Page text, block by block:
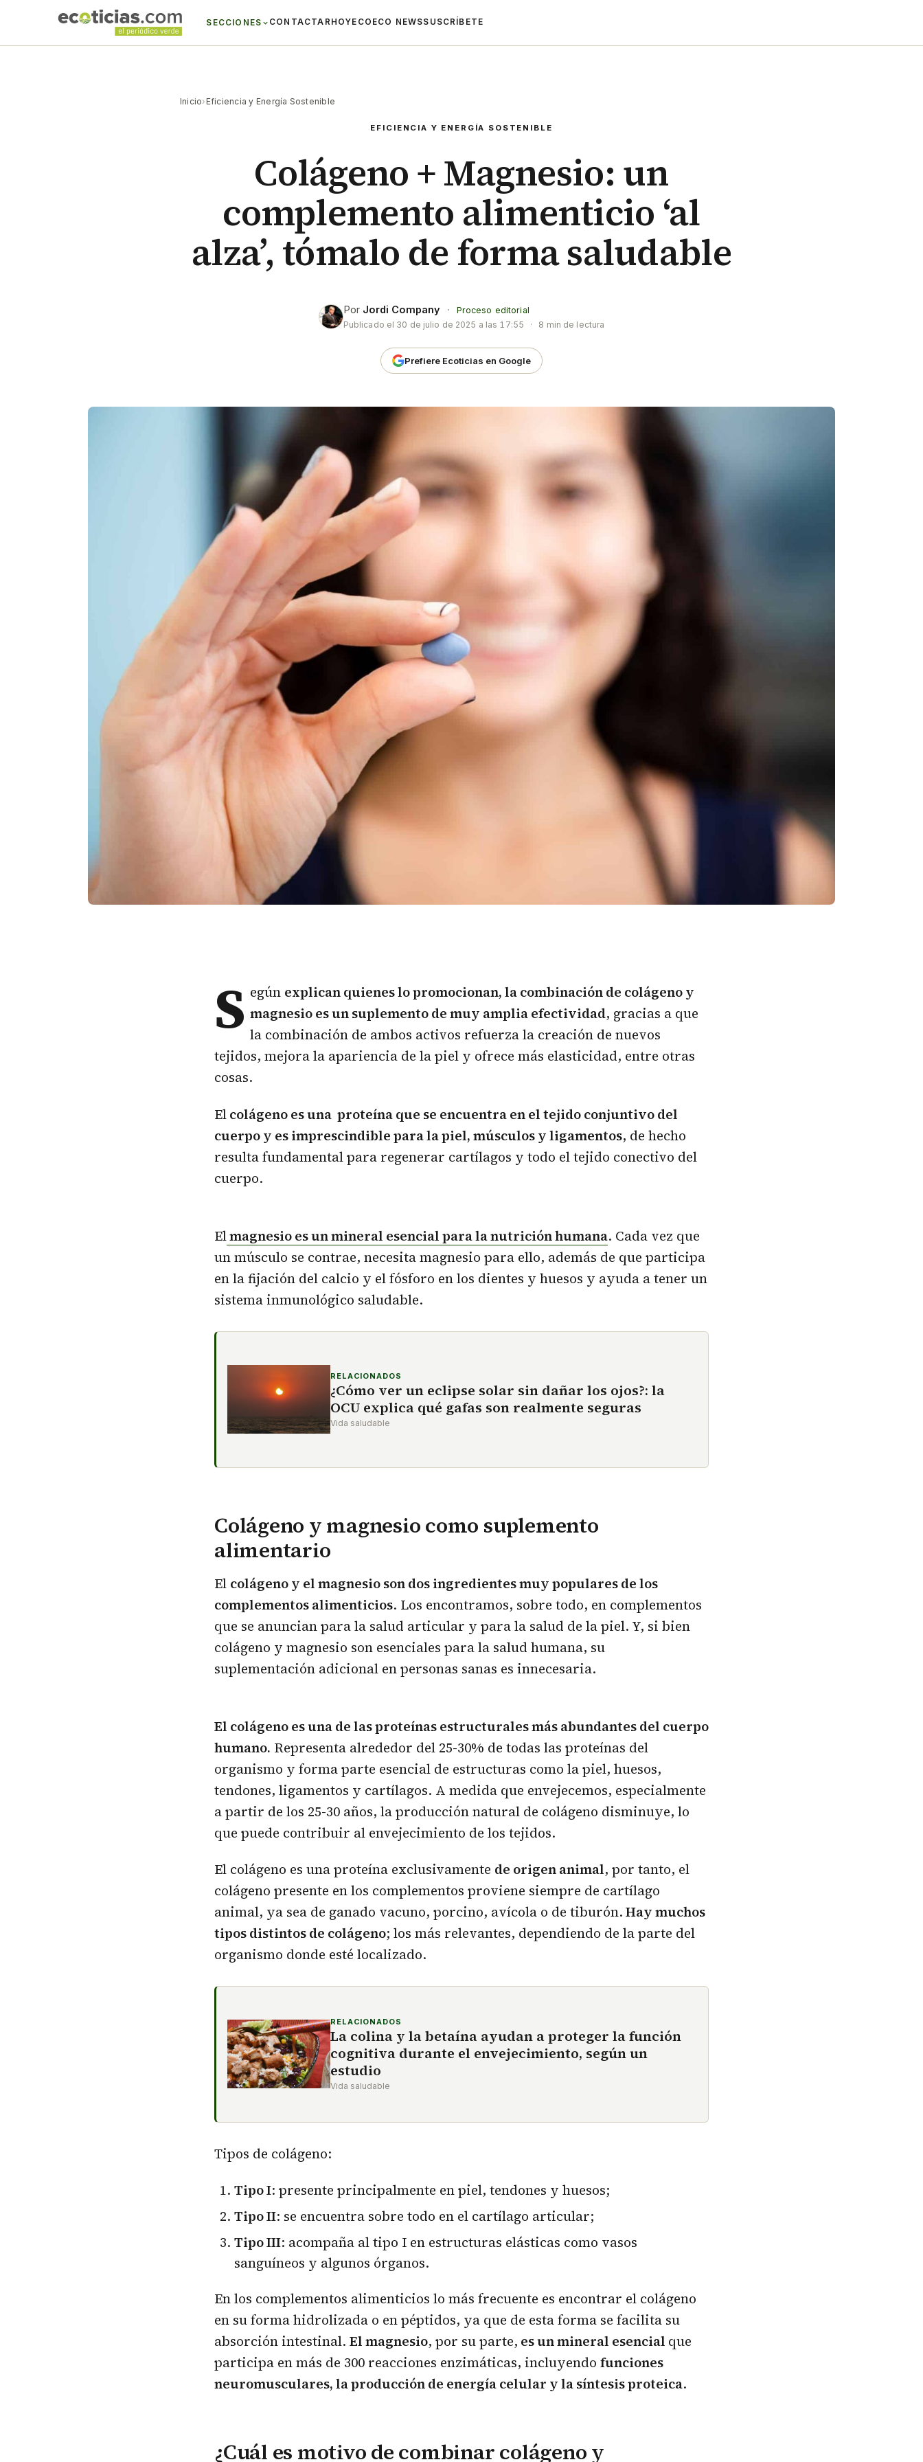
SECCIONES CONTACTAR HOYECO ECO NEWSSUSCRÍBETE
Inicio› Eficiencia y Energía Sostenible
EFICIENCIA Y ENERGÍA SOSTENIBLE
Colágeno + Magnesio: un
complemento alimenticio ‘al
alza’, tómalo de forma saludable
Por Jordi Company ·
Proceso editorial
Publicado el 30 de julio de 2025 a las 17:55 · 8 min de lectura
Prefiere Ecoticias en Google
S egún explican quienes lo promocionan, la combinación de colágeno y
magnesio es un suplemento de muy amplia efectividad, gracias a que
la combinación de ambos activos refuerza la creación de nuevos
tejidos, mejora la apariencia de la piel y ofrece más elasticidad, entre otras
cosas.
Elcolágeno es una proteína que se encuentra en el tejido conjuntivo del
cuerpo y es imprescindible para la piel, músculos y ligamentos, de hecho
resulta fundamental para regenerar cartílagos y todo el tejido conectivo del
cuerpo.
Elmagnesio es un mineral esencial para la nutrición humana. Cada vez que
un músculo se contrae, necesita magnesio para ello, además de que participa
en la fijación del calcio y el fósforo en los dientes y huesos y ayuda a tener un
sistema inmunológico saludable.
RELACIONADOS
¿Cómo ver un eclipse solar sin dañar los ojos?: la
OCU explica qué gafas son realmente seguras
Vida saludable
Colágeno y magnesio como suplemento
alimentario
El colágeno y el magnesio son dos ingredientes muy populares de los
complementos alimenticios. Los encontramos, sobre todo, en complementos
que se anuncian para la salud articular y para la salud de la piel. Y, si bien
colágeno y magnesio son esenciales para la salud humana, su
suplementación adicional en personas sanas es innecesaria.
El colágeno es una de las proteínas estructurales más abundantes del cuerpo
humano. Representa alrededor del 25-30% de todas las proteínas del
organismo y forma parte esencial de estructuras como la piel, huesos,
tendones, ligamentos y cartílagos. A medida que envejecemos, especialmente
a partir de los 25-30 años, la producción natural de colágeno disminuye, lo
que puede contribuir al envejecimiento de los tejidos.
El colágeno es una proteína exclusivamente de origen animal, por tanto, el
colágeno presente en los complementos proviene siempre de cartílago
animal, ya sea de ganado vacuno, porcino, avícola o de tiburón.Hay muchos
tipos distintos de colágeno; los más relevantes, dependiendo de la parte del
organismo donde esté localizado.
RELACIONADOS
La colina y la betaína ayudan a proteger la función
cognitiva durante el envejecimiento, según un
estudio
Vida saludable
Tipos de colágeno:
Tipo I: presente principalmente en piel, tendones y huesos;
Tipo II: se encuentra sobre todo en el cartílago articular;
Tipo III: acompaña al tipo I en estructuras elásticas como vasos
sanguíneos y algunos órganos.
En los complementos alimenticios lo más frecuente es encontrar el colágeno
en su forma hidrolizada o en péptidos, ya que de esta forma se facilita su
absorción intestinal. El magnesio, por su parte, es un mineral esencial que
participa en más de 300 reacciones enzimáticas, incluyendo funciones
neuromusculares, la producción de energía celular y la síntesis proteica.
¿Cuál es motivo de combinar colágeno y